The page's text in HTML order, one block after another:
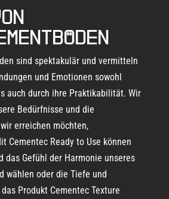
sind spektakulär und vermitteln
und Emotionen sowohl
auch durch ihre Praktikabilität. Wir
Bedürfnisse und die
erreichen möchten,
Cementec Ready to Use können
das Gefühl der Harmonie unseres
wählen oder die Tiefe und
Produkt Cementec Texture